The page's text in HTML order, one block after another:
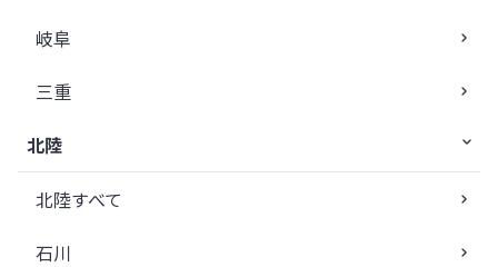
岐阜
三重
北陸
北陸すべて
石川